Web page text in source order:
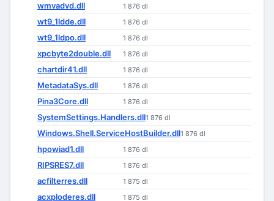
wmvadvd.dll 1 876 dl
wt9_1ldde.dll 1 876 dl
wt9_1ldpo.dll 1 876 dl
xpcbyte2double.dll 1 876 dl
chartdir41.dll 1 876 dl
MetadataSys.dll 1 876 dl
Pina3Core.dll 1 876 dl
SystemSettings.Handlers.dll1 876 dl
Windows.Shell.ServiceHostBuilder.dll1 876 dl
hpowiad1.dll 1 876 dl
RIPSRES7.dll 1 876 dl
acfilterres.dll 1 875 dl
acxploderes.dll 1 875 dl